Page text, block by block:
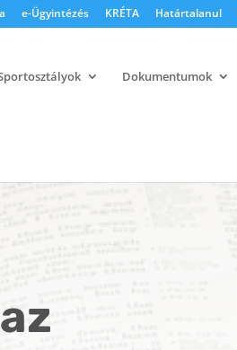
e-Ügyintézés KRÉTA Határtalanul
Dokumentumok